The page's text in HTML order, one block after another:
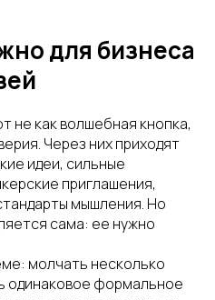
для бизнеса
не как волшебная кнопка,
Через них приходят
идеи, сильные
приглашения,
мышления. Но
сама: ее нужно
молчать несколько
одинаковое формальное